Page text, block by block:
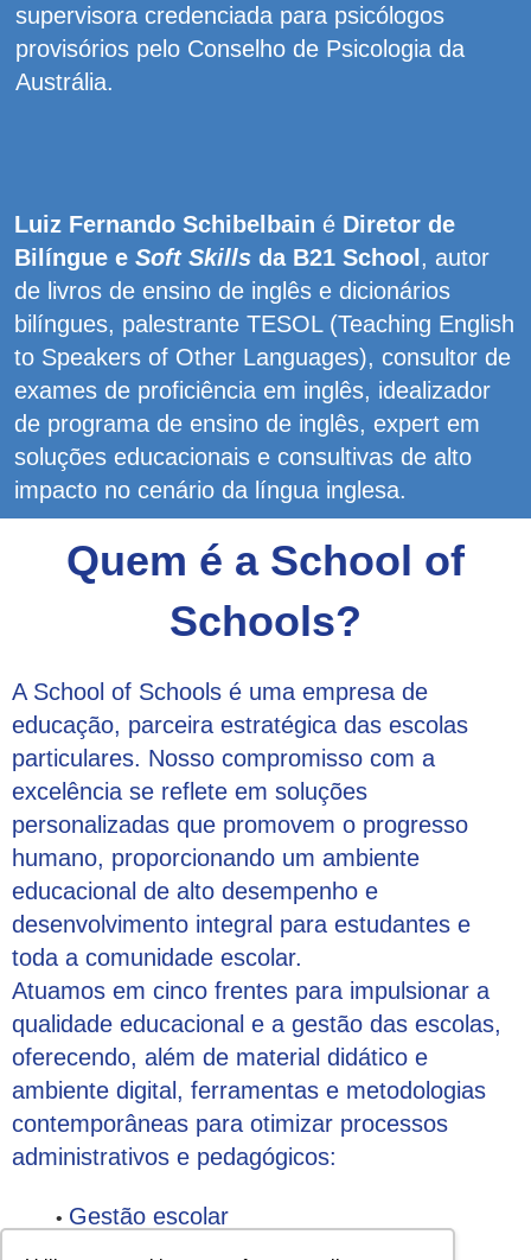
supervisora credenciada para psicólogos
provisórios pelo Conselho de Psicologia da
Austrália.
Luiz Fernando Schibelbain é Diretor de
Bilíngue e Soft Skills da B21 School, autor
de livros de ensino de inglês e dicionários
bilíngues, palestrante TESOL (Teaching English
to Speakers of Other Languages), consultor de
exames de proficiência em inglês, idealizador
de programa de ensino de inglês, expert em
soluções educacionais e consultivas de alto
impacto no cenário da língua inglesa.
Quem é a School of
Schools?
A School of Schools é uma empresa de
educação, parceira estratégica das escolas
particulares. Nosso compromisso com a
excelência se reflete em soluções
personalizadas que promovem o progresso
humano, proporcionando um ambiente
educacional de alto desempenho e
desenvolvimento integral para estudantes e
toda a comunidade escolar.
Atuamos em cinco frentes para impulsionar a
qualidade educacional e a gestão das escolas,
oferecendo, além de material didático e
ambiente digital, ferramentas e metodologias
contemporâneas para otimizar processos
administrativos e pedagógicos:
Gestão escolar